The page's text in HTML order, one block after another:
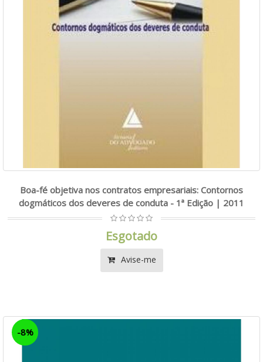
Boa-fé objetiva nos contratos empresariais: Contornos
dogmáticos dos deveres de conduta - 1ª Edição | 2011
Esgotado
Avise-me
-8%